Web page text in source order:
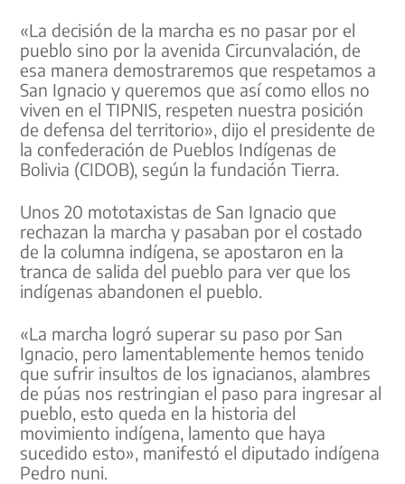
«La decisión de la marcha es no pasar por el
pueblo sino por la avenida Circunvalación, de
esa manera demostraremos que respetamos a
San Ignacio y queremos que así como ellos no
viven en el TIPNIS, respeten nuestra posición
de defensa del territorio», dijo el presidente de
la confederación de Pueblos Indígenas de
Bolivia (CIDOB), según la fundación Tierra.
Unos 20 mototaxistas de San Ignacio que
rechazan la marcha y pasaban por el costado
de la columna indígena, se apostaron en la
tranca de salida del pueblo para ver que los
indígenas abandonen el pueblo.
«La marcha logró superar su paso por San
Ignacio, pero lamentablemente hemos tenido
que sufrir insultos de los ignacianos, alambres
de púas nos restringian el paso para ingresar al
pueblo, esto queda en la historia del
movimiento indígena, lamento que haya
sucedido esto», manifestó el diputado indígena
Pedro nuni.